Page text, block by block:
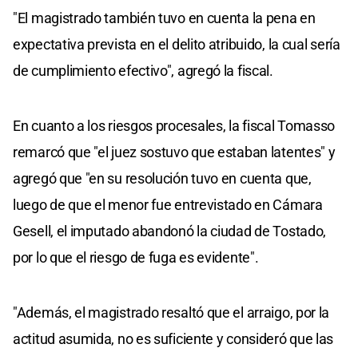
"El magistrado también tuvo en cuenta la pena en
expectativa prevista en el delito atribuido, la cual sería
de cumplimiento efectivo", agregó la fiscal.
En cuanto a los riesgos procesales, la fiscal Tomasso
remarcó que "el juez sostuvo que estaban latentes" y
agregó que "en su resolución tuvo en cuenta que,
luego de que el menor fue entrevistado en Cámara
Gesell, el imputado abandonó la ciudad de Tostado,
por lo que el riesgo de fuga es evidente".
"Además, el magistrado resaltó que el arraigo, por la
actitud asumida, no es suficiente y consideró que las